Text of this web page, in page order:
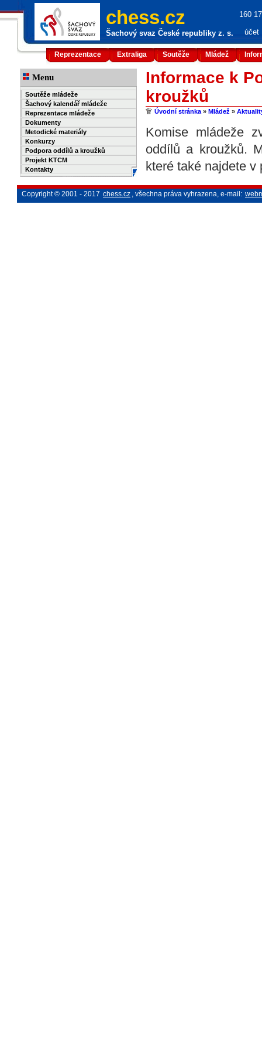
chess.cz
Šachový svaz České republiky z. s.
160
účet
Reprezentace Extraliga Soutěže Mládež
Menu
Soutěže mládeže
Šachový kalendář mládeže
Reprezentace mládeže
Dokumenty
Metodické materiály
Konkurzy
Podpora oddílů a kroužků
Projekt KTCM
Kontakty
Informace k
kroužků
Úvodní stránka » Mládež »
Komise mládeže
oddílů a kroužků.
které také najdete
Copyright © 2001 - 2017 chess.cz , všechna práva vyhrazena, e-mail: